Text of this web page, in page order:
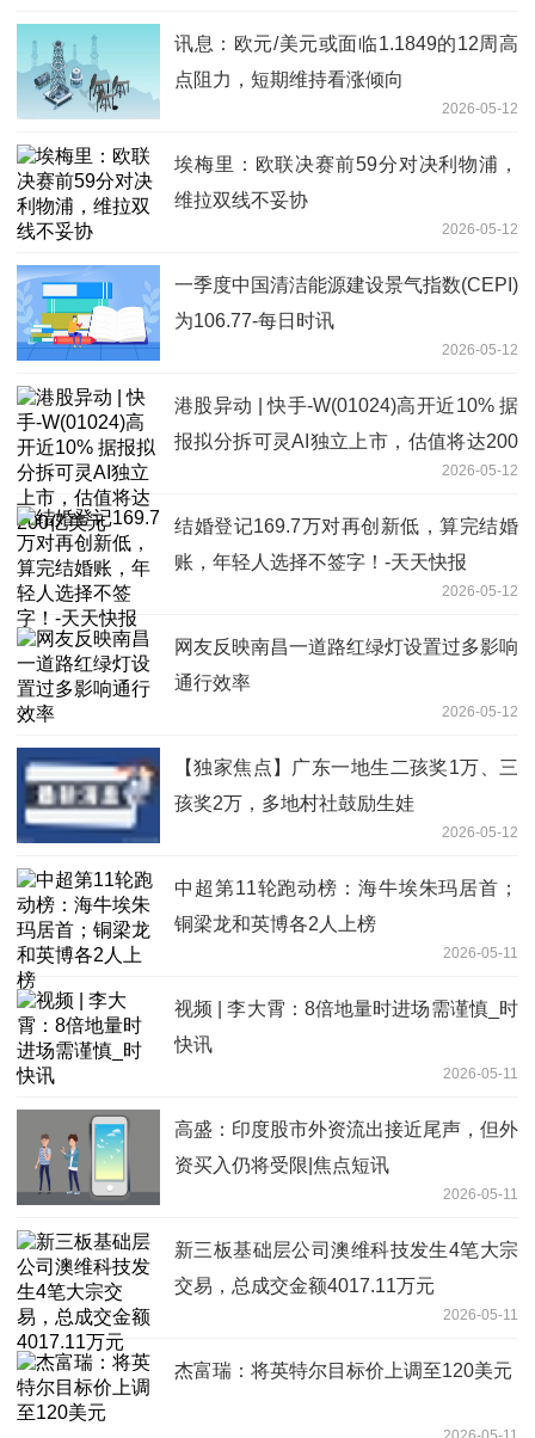
讯息：欧元/美元或面临1.1849的12周高
点阻力，短期维持看涨倾向
2026-05-12
埃梅里：欧联决赛前59分对决利物浦，
维拉双线不妥协
2026-05-12
一季度中国清洁能源建设景气指数(CEPI)
为106.77-每日时讯
2026-05-12
港股异动 | 快手-W(01024)高开近10% 据
报拟分拆可灵AI独立上市，估值将达200
2026-05-12
结婚登记169.7万对再创新低，算完结婚
账，年轻人选择不签字！-天天快报
2026-05-12
网友反映南昌一道路红绿灯设置过多影响
通行效率
2026-05-12
【独家焦点】广东一地生二孩奖1万、三
孩奖2万，多地村社鼓励生娃
2026-05-12
中超第11轮跑动榜：海牛埃朱玛居首；
铜梁龙和英博各2人上榜
2026-05-11
视频 | 李大霄：8倍地量时进场需谨慎_时
快讯
2026-05-11
高盛：印度股市外资流出接近尾声，但外
资买入仍将受限|焦点短讯
2026-05-11
新三板基础层公司澳维科技发生4笔大宗
交易，总成交金额4017.11万元
2026-05-11
杰富瑞：将英特尔目标价上调至120美元